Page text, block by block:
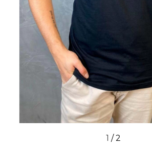
1 /2